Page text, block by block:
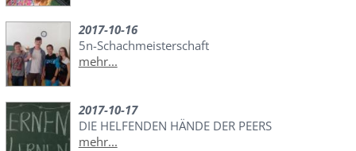
2017-10-16
5n-Schachmeisterschaft
mehr...
2017-10-17
DIE HELFENDEN HÄNDE DER PEERS
mehr...